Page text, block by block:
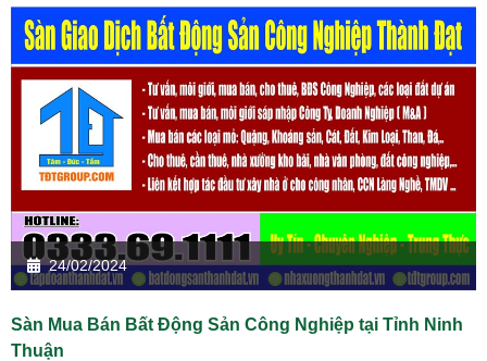
24/02/2024
Sàn Mua Bán Bất Động Sản Công Nghiệp tại Tỉnh Ninh
Thuận